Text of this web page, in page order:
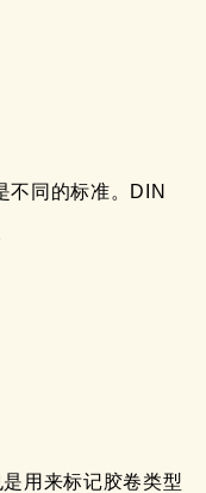
不同的标准。DIN
用来标记胶卷类型